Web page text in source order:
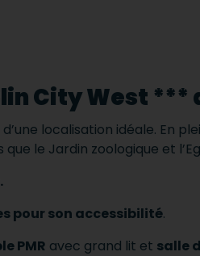
City West ***
localisation idéale. En
le Jardin zoologique et
pour son accessibilité.
PMR avec grand lit et salle